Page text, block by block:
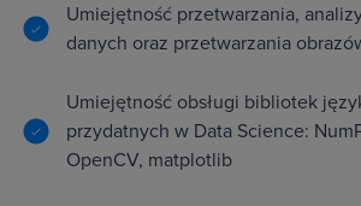
Umiejętność przetwarzania,
danych oraz przetwarzania
Umiejętność obsługi bibliotek
przydatnych w Data Science:
OpenCV, matplotlib